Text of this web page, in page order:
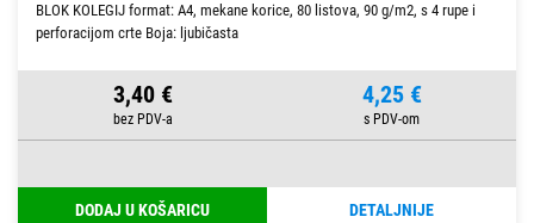
BLOK KOLEGIJ format: A4, mekane korice, 80 listova, 90 g/m2, s 4 rupe i
perforacijom crte Boja: ljubičasta
3,40 € 4,25 €
DODAJ U KOŠARICU DETALJNIJE